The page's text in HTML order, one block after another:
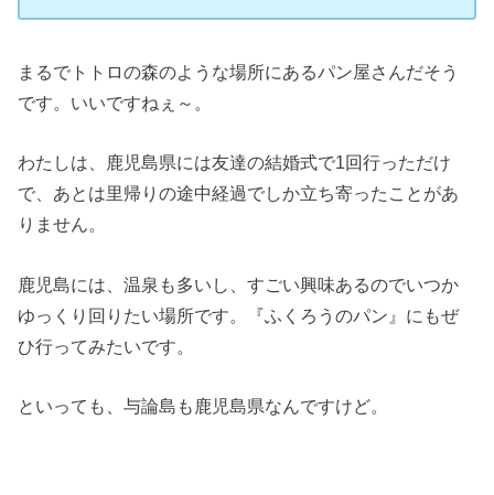
まるでトトロの森のような場所にあるパン屋さんだそう
です。いいですねぇ～。
わたしは、鹿児島県には友達の結婚式で1回行っただけ
で、あとは里帰りの途中経過でしか立ち寄ったことがあ
りません。
鹿児島には、温泉も多いし、すごい興味あるのでいつか
ゆっくり回りたい場所です。『ふくろうのパン』にもぜ
ひ行ってみたいです。
といっても、与論島も鹿児島県なんですけど。